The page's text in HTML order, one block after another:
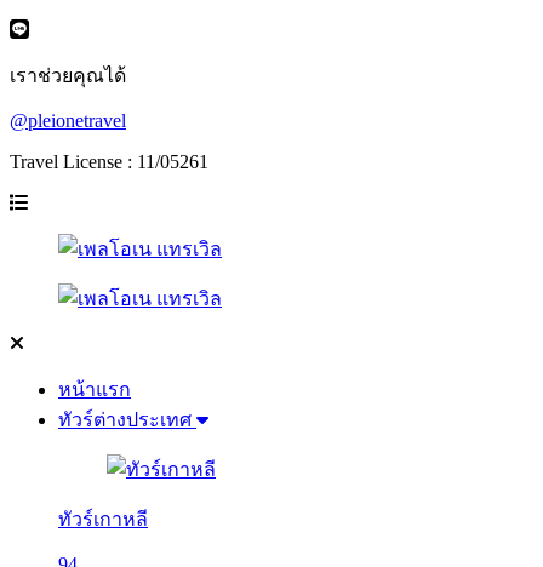
เราช่วยคุณได้
@pleionetravel
Travel License : 11/05261
หน้าแรก
ทัวร์ต่างประเทศ
ทัวร์เกาหลี